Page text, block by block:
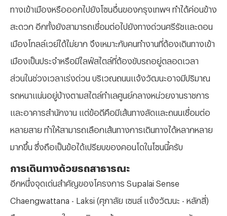
ทางเข้าเมืองหรือออกไปยังโซนอื่นของกรุงเทพฯ ทำได้ค่อนข้าง
สะดวก อีกทั้งยังสามารถเชื่อมต่อไปยังทางด่วนศรีรัชและดอน
เมืองโทลล์เวย์ได้ไม่ยาก จึงเหมาะกับคนทำงานที่ต้องเดินทางเข้า
เมืองเป็นประจำหรือมีไลฟ์สไตล์ที่ต้องขับรถอยู่ตลอดเวลา
ส่วนในช่วงเวลาเร่งด่วน บริเวณถนนแจ้งวัฒนะอาจมีปริมาณ
รถหนาแน่นอยู่บ้างตามสไตล์ทำเลศูนย์กลางหน่วยงานราชการ
และอาคารสำนักงาน แต่ข้อดีคือมีเส้นทางลัดและถนนเชื่อมต่อ
หลายสาย ทำให้สามารถเลือกเส้นทางการเดินทางได้หลากหลาย
มากขึ้น ซึ่งถือเป็นข้อได้เปรียบของคอนโดในโซนนี้ครับ
การเดินทางด้วยรถสาธารณะ
อีกหนึ่งจุดเด่นสำคัญของโครงการ Supalai Sense
Chaengwattana - Laksi (ศุภาลัย เซนส์ แจ้งวัฒนะ - หลักสี่)